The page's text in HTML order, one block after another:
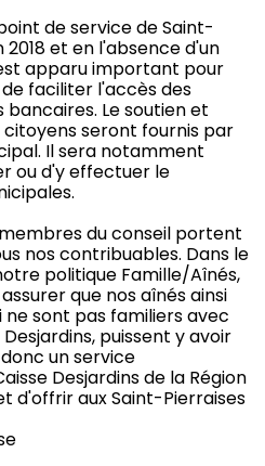
de service de Saint-
et en l'absence d'un
apparu important pour
faciliter l'accès des
Le soutien et
seront fournis par
Il sera notamment
ou d'y effectuer le
du conseil portent
nos contribuables. Dans le
politique Famille/Aînés,
que nos aînés ainsi
ne sont pas familiers avec
puissent y avoir
un service
Desjardins de la Région
d'offrir aux Saint-Pierraises